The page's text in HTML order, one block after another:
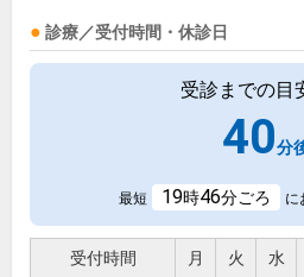
診療／受付時間・休診日
受診までの目
40分
最短 19時46分ごろ に
受付時間 月 火 水